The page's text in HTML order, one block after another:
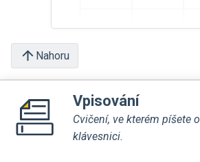
Nahoru
Vpisování
Cvičení, ve kterém píšete
klávesnici.